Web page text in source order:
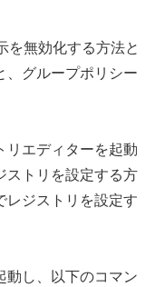
を無効化する方法と
、グループポリシー
リエディターを起動
ストリを設定する方
レジストリを設定す
動し、以下のコマン